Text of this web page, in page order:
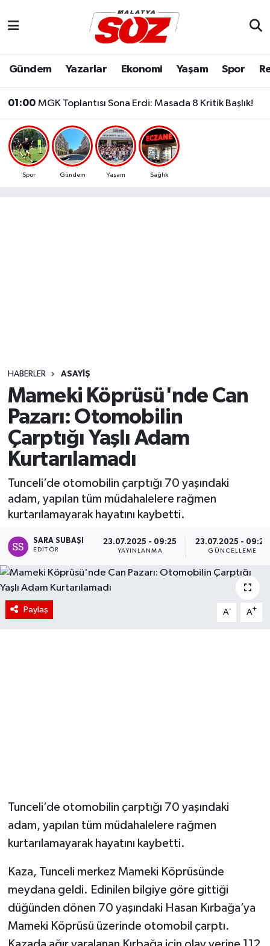
Gündem Yazarlar Ekonomi Yaşam Spor
01:00 MGK Toplantısı Sona Erdi: Masada 8 Kritik Başlık!
Spor Gündem Yaşam Sağlık
HABERLER ASAYIŞ
Mameki Köprüsü'nde Can
Pazarı: Otomobilin
Çarptığı Yaşlı Adam
Kurtarılamadı
Tunceli’de otomobilin çarptığı 70 yaşındaki
adam, yapılan tüm müdahalelere rağmen
kurtarılamayarak hayatını kaybetti.
SARA SUBAŞI
EDITÖR
23.07.2025 - 09:25
YAYINLANMA
23.07.2025 - 09:29
GÜNCELLEME
Paylaş A- A+
Tunceli’de otomobilin çarptığı 70 yaşındaki
adam, yapılan tüm müdahalelere rağmen
kurtarılamayarak hayatını kaybetti.
Kaza, Tunceli merkez Mameki Köprüsünde
meydana geldi. Edinilen bilgiye göre gittiği
düğünden dönen 70 yaşındaki Hasan Kırbağa’ya
Mameki Köprüsü üzerinde otomobil çarptı.
Dünya
Eğitim
Ekonomi
Yaşam
Malatya Nöbetçi Eczaneler
Malatya Namaz Vakitleri
Malatya Trafik Yoğunluk Haritası
Süper Lig Puan Durumu ve Fikstür